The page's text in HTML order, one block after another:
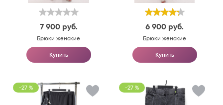
7 900 руб.
Брюки женские
Купить
6 900 руб.
Брюки женские
Купить
-27 % -27 %